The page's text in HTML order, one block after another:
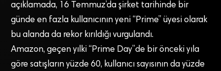
açıklamada, 16 Temmuz’da şirket tarihinde bir
günde en fazla kullanıcının yeni “Prime” üyesi olarak
bu alanda da rekor kırıldığı vurgulandı.
Amazon, geçen yılki “Prime Day”de bir önceki yıla
göre satışların yüzde 60, kullanıcı sayısının da yüzde